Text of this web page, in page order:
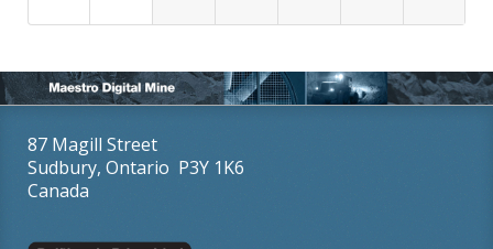
87 Magill Street
Sudbury, Ontario P3Y 1K6
Canada